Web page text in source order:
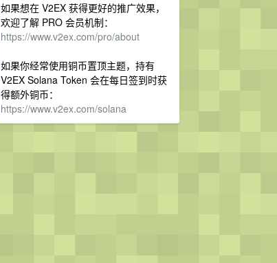
如果想在 V2EX 获得更好的推广效果，
欢迎了解 PRO 会员机制：
https://www.v2ex.com/pro/about
如果你经常使用铜币置顶主题，持有
V2EX Solana Token 会在每日签到时获
得额外铜币：
https://www.v2ex.com/solana